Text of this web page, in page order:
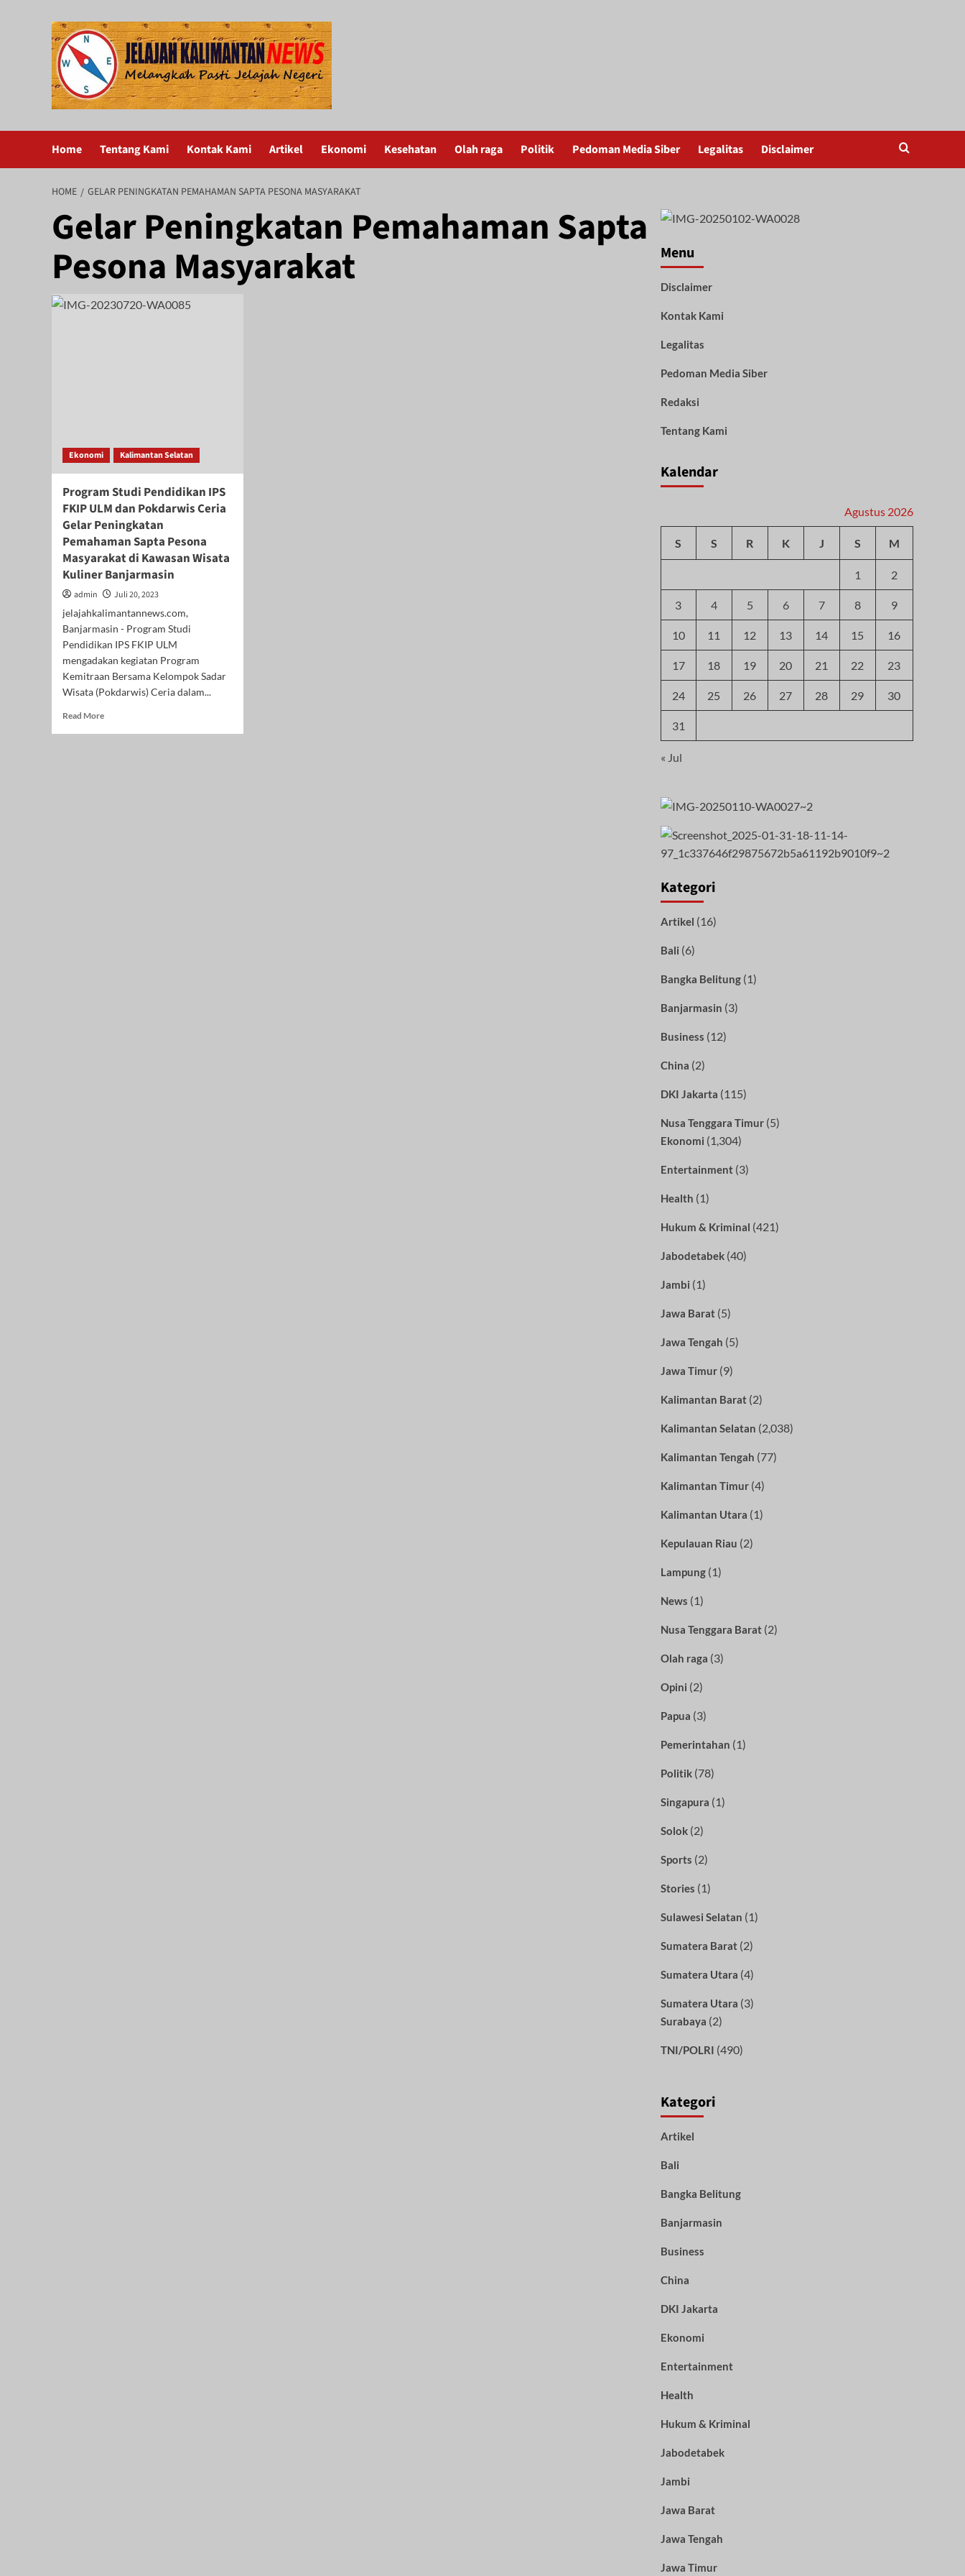
Home Tentang Kami Kontak Kami Artikel Ekonomi Kesehatan Olah raga Politik Pedoman Media Siber Legalitas Disclaimer
HOME GELAR PENINGKATAN PEMAHAMAN SAPTA PESONA MASYARAKAT
Gelar Peningkatan Pemahaman Sapta
Pesona Masyarakat
Ekonomi Kalimantan Selatan
Program Studi Pendidikan IPS
FKIP ULM dan Pokdarwis Ceria
Gelar Peningkatan
Pemahaman Sapta Pesona
Masyarakat di Kawasan Wisata
Kuliner Banjarmasin
admin
Juli 20, 2023
jelajahkalimantannews.com,
Banjarmasin - Program Studi
Pendidikan IPS FKIP ULM
mengadakan kegiatan Program
Kemitraan Bersama Kelompok Sadar
Wisata (Pokdarwis) Ceria dalam...
Read MoreRead
Menu
Disclaimer
Kontak Kami
Legalitas
Pedoman Media Siber
Redaksi
Tentang Kami
Kalendar
Agustus 2026
S S R K J S M
1 2
3 4 5 6 7 8 9
10 11 12 13 14 15 16
17 18 19 20 21 22 23
24 25 26 27 28 29 30
31
« Jul
Kategori
Artikel (16)
Bali (6)
Bangka Belitung(1)
Banjarmasin (3)
Business (12)
China (2)
DKI Jakarta (115)
Nusa Tenggara Timur(5)
Ekonomi (1,304)
Entertainment(3)
Health (1)
Hukum & Kriminal (421)
Jabodetabek(40)
Jambi (1)
Jawa Barat(5)
Jawa Tengah (5)
Jawa Timur(9)
Kalimantan Barat(2)
Kalimantan Selatan (2,038)
Kalimantan Tengah (77)
Kalimantan Timur(4)
Kalimantan Utara (1)
Kepulauan Riau (2)
Lampung(1)
News (1)
Nusa Tenggara Barat(2)
Olah raga (3)
Opini (2)
Papua (3)
Pemerintahan (1)
Politik(78)
Singapura (1)
Solok(2)
Sports (2)
Stories (1)
Sulawesi Selatan (1)
Sumatera Barat(2)
Sumatera Utara (4)
Sumatera Utara (3)
Surabaya (2)
TNI/POLRI (490)
Kategori
Artikel
Bali
Bangka Belitung
Banjarmasin
Business
China
DKI Jakarta
Ekonomi
Entertainment
Health
Hukum & Kriminal
Jabodetabek
Jambi
Jawa Barat
Jawa Tengah
Jawa Timur